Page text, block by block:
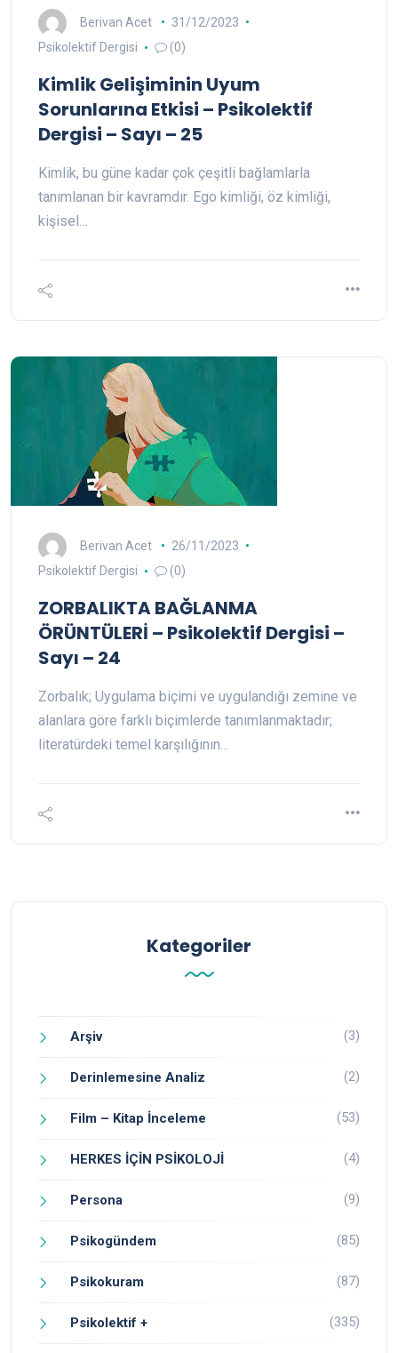
Berivan Acet
31/12/2023
Psikolektif Dergisi
(0)
Kimlik Gelişiminin Uyum
Sorunlarına Etkisi – Psikolektif
Dergisi – Sayı – 25
Kimlik, bu güne kadar çok çeşitli bağlamlarla
tanımlanan bir kavramdır. Ego kimliği, öz kimliği,
kişisel…
Berivan Acet
26/11/2023
Psikolektif Dergisi
(0)
ZORBALIKTA BAĞLANMA
ÖRÜNTÜLERİ – Psikolektif Dergisi –
Sayı – 24
Zorbalık; Uygulama biçimi ve uygulandığı zemine ve
alanlara göre farklı biçimlerde tanımlanmaktadır;
literatürdeki temel karşılığının…
Kategoriler
Arşiv (3)
Derinlemesine Analiz (2)
Film – Kitap İnceleme (53)
HERKES İÇİN PSİKOLOJİ (4)
Persona (9)
Psikogündem (85)
Psikokuram (87)
Psikolektif + (335)